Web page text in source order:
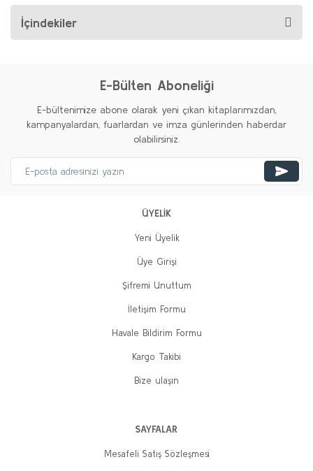
İçindekiler
E-Bülten Aboneliği
E-bültenimize abone olarak yeni çıkan kitaplarımızdan,
kampanyalardan, fuarlardan ve imza günlerinden haberdar
olabilirsiniz.
ÜYELİK
Yeni Üyelik
Üye Girişi
Şifremi Unuttum
İletişim Formu
Havale Bildirim Formu
Kargo Takibi
Bize ulaşın
SAYFALAR
Mesafeli Satış Sözleşmesi